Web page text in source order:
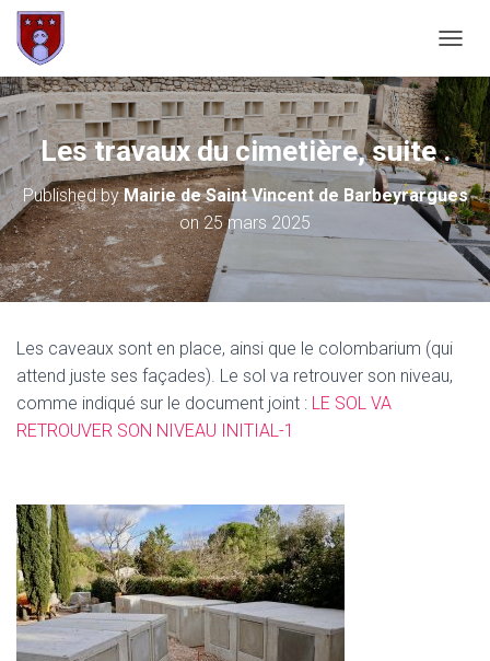
Les travaux du cimetière, suite .
Published byMairie de Saint Vincent de Barbeyrargues
on25 mars 2025
Les caveaux sont en place, ainsi que le colombarium (qui
attend juste ses façades). Le sol va retrouver son niveau,
comme indiqué sur le document joint : LE SOL VA
RETROUVER SON NIVEAU INITIAL-1